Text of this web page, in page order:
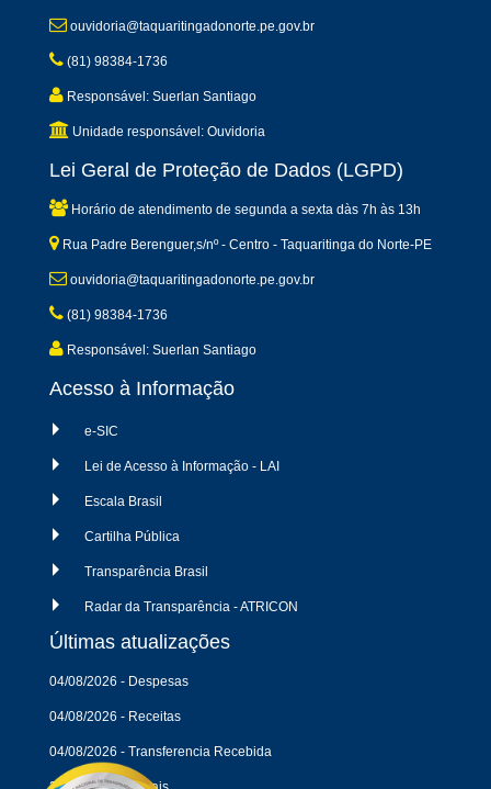
ouvidoria@taquaritingadonorte.pe.gov.br
(81) 98384-1736
Responsável: Suerlan Santiago
Unidade responsável: Ouvidoria
Lei Geral de Proteção de Dados (LGPD)
Horário de atendimento de segunda a sexta dàs 7h às 13h
Rua Padre Berenguer,s/nº - Centro - Taquaritinga do Norte-PE
ouvidoria@taquaritingadonorte.pe.gov.br
(81) 98384-1736
Responsável: Suerlan Santiago
Acesso à Informação
e-SIC
Lei de Acesso à Informação - LAI
Escala Brasil
Cartilha Pública
Transparência Brasil
Radar da Transparência - ATRICON
Últimas atualizações
04/08/2026 - Despesas
04/08/2026 - Receitas
04/08/2026 - Transferencia Recebida